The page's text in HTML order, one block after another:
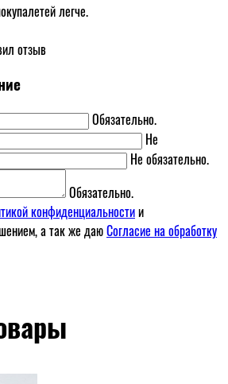
легче.
отзыв
Обязательно.
Не
Не обязательно.
Обязательно.
конфиденциальностии
а так же даюСогласие на обработку